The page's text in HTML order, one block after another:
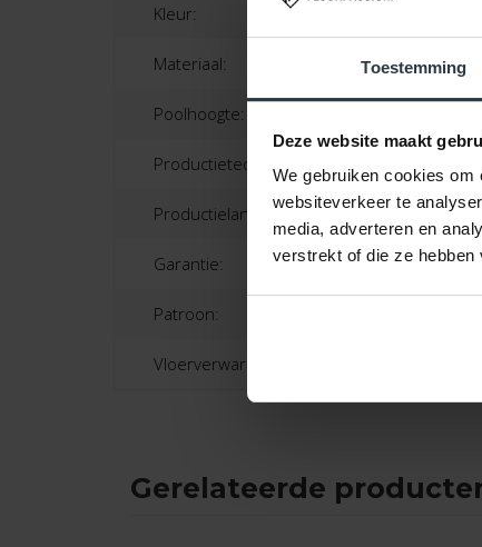
Toestemming
Deze website maakt
We gebruiken cookies om
websiteverkeer te
media, adverteren en
verstrekt of die ze
Kleur:
Materiaal:
Poolhoogte:
Productietechniek:
Productieland:
Garantie:
Patroon:
Vloerverwarming:
Gerelateerde